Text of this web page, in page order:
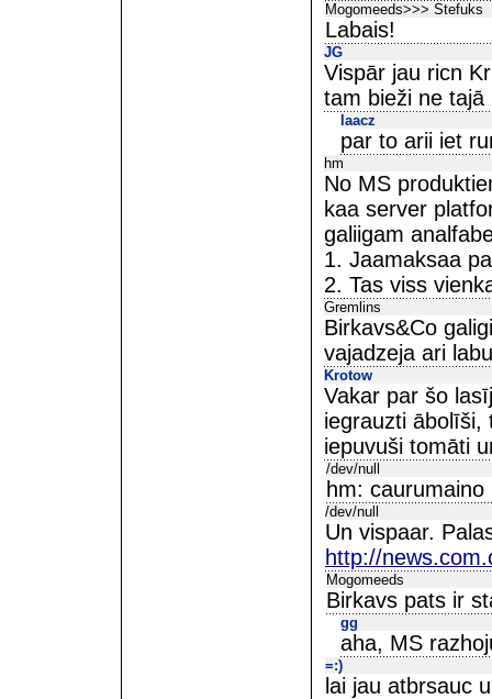
Mogomeeds>>> Stefuks
Labais!
JG
Vispār jau ricn
tam bieži ne
laacz
par to arii iet
hm
No MS
kaa server
galiigam
1. Jaamaksaa
2. Tas viss
Gremlins
Birkavs&Co
vajadzeja ari
Krotow
Vakar par šo
iegrauzti ābolīši,
iepuvuši tomāti
/dev/null
hm:
/dev/null
Un vispaar.
http://
Mogomeeds
Birkavs pats ir
gg
aha, MS
=:)
lai jau atbrsauc